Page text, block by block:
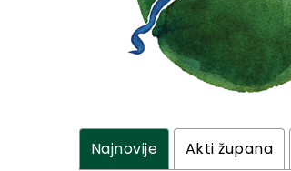
Najnovije Akti župana